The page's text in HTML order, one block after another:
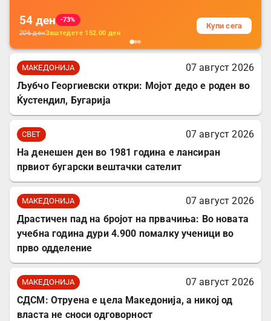
54 ден
-73%
206денЗаштедете 152.00 ден
Купи сега
МАКЕДОНИЈА
07 август 2026
Љубчо Георгиевски откри: Мојот дедо е роден во
Ќустендил, Бугарија
СВЕТ
07 август 2026
На денешен ден во 1981 година е лансиран
првиот бугарски вештачки сателит
МАКЕДОНИЈА
07 август 2026
Драстичен пад на бројот на првачиња: Во новата
учебна година дури 4.900 помалку ученици во
прво одделение
МАКЕДОНИЈА
07 август 2026
СДСМ: Отруена е цела Македонија, а никој од
власта не сноси одговорност